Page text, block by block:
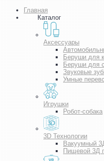
Главная
Каталог
Аксессуары
Беруши для
Беруши для
Звуковые
Умные
Игрушки
Робот-собака
3D Технологии
Вакуумный
Пищевой 3Д